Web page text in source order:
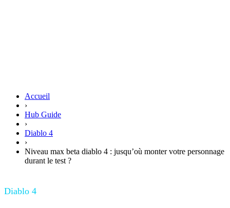
Accueil
›
Hub Guide
›
Diablo 4
›
Niveau max beta diablo 4 : jusqu’où monter votre personnage
durant le test ?
Diablo 4